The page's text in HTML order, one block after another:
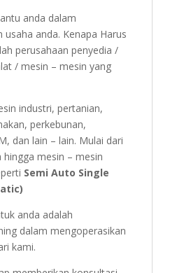
anda dalam
anda. Kenapa Harus
perusahaan penyedia /
/ mesin – mesin yang
industri, pertanian,
perkebunan,
dan lain – lain. Mulai dari
hingga mesin – mesin
Semi Auto Single
anda adalah
dalam mengoperasikan
kami.